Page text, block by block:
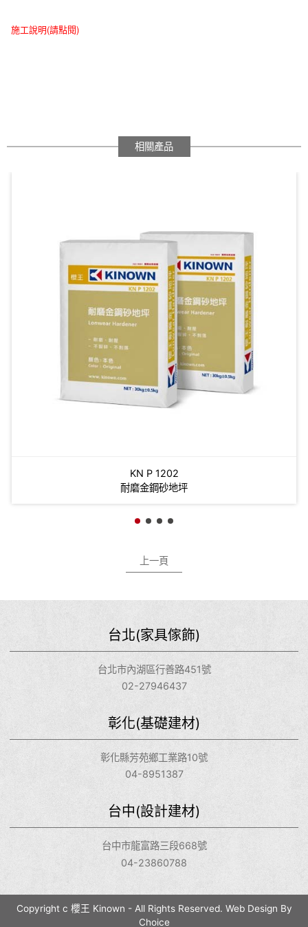
施工說明(請點閱)
相關產品
上一頁
台北(家具傢飾)
台北市內湖區行善路451號
02-27946437
彰化(基礎建材)
彰化縣芳苑鄉工業路10號
04-8951387
台中(設計建材)
台中市龍富路三段668號
04-23860788
Copyright c 櫻王 Kinown - All Rights Reserved. Web Design By
Choice